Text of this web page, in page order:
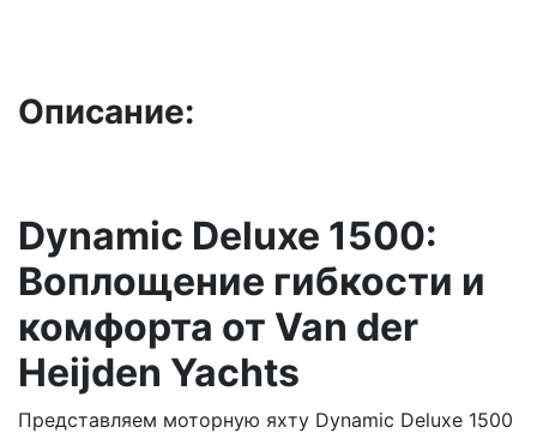
Описание:
Dynamic Deluxe 1500:
Воплощение гибкости и
комфорта от Van der
Heijden Yachts
Представляем моторную яхту Dynamic Deluxe 1500